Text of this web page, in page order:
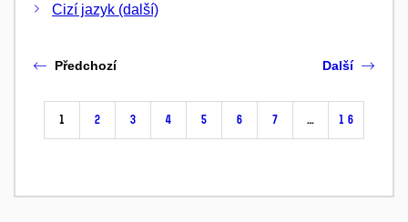
Cizí jazyk (další)
Předchozí
1 2 3 4 5 6 7 … 16
Další